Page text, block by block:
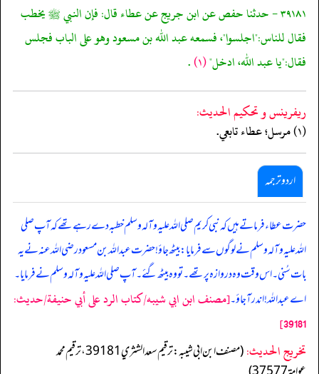
٣٩١٨١ - حدثنا حفص عن ابن جريج عن عطاء قال: فإن النبي ﷺ يخطب
فقال للناس:"اجلسوا"، فسمعه عبد الله بن مسعود وهو على الباب فجلس
فقال:"يا عبد الله، ادخل"(١) .
ريفرينس و تحكيم الحدیث:
(١) مرسل؛ عطاء تابعي.
اردو ترجمہ
حضرت عطاء فرماتے ہیں کہ نبی کریم صلی اللہ علیہ وآلہ وسلم خطبہ دے رہے تھے کہ آپ صلی
اللہ علیہ وآلہ وسلم نے لوگوں سے فرمایا: بیٹھ جاؤ! حضرت عبد اللہ بن مسعود رضی اللہ عنہ نے یہ
بات سُنی۔ اس وقت وہ دروازہ پر تھے۔ تو وہ بیٹھ گئے۔ آپ صلی اللہ علیہ وآلہ وسلم نے فرمایا۔
اے عبد اللہ! اندر آ جاؤ۔[مصنف ابن ابي شيبه/كتاب الرد على أبي حنيفة/حدیث:
39181]
تخریج الحدیث:
(مصنف ابن ابي شيبه: ترقيم سعد الشثري 39181، ترقيم محمد